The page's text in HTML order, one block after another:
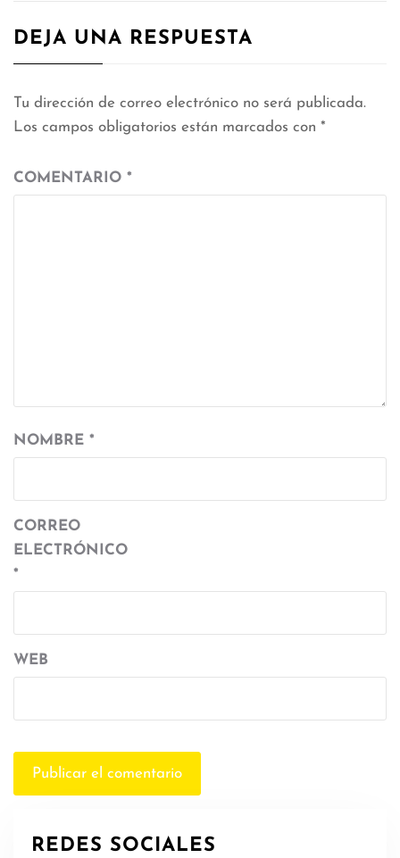
DEJA UNA RESPUESTA
Tu dirección de correo electrónico no será publicada.
Los campos obligatorios están marcados con *
COMENTARIO *
NOMBRE *
CORREO
ELECTRÓNICO
*
WEB
REDES SOCIALES